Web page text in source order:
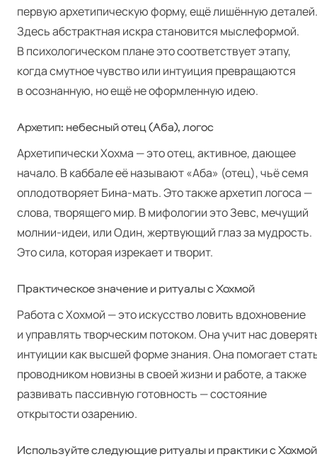
первую архетипическую форму, ещё лишённую деталей.
Здесь абстрактная искра становится мыслеформой.
В психологическом плане это соответствует этапу,
когда смутное чувство или интуиция превращаются
в осознанную, но ещё не оформленную идею.
Архетип: небесный отец (Аба), логос
Архетипически Хохма — это отец, активное, дающее
начало. В каббале её называют «Аба» (отец), чьё семя
оплодотворяет Бина-мать. Это также архетип логоса —
слова, творящего мир. В мифологии это Зевс, мечущий
молнии-идеи, или Один, жертвующий глаз за мудрость.
Это сила, которая изрекает и творит.
Практическое значение и ритуалы с Хохмой
Работа с Хохмой — это искусство ловить вдохновение
и управлять творческим потоком. Она учит нас
интуиции как высшей форме знания. Она помогает
проводником новизны в своей жизни и работе, а также
развивать пассивную готовность — состояние
открытости озарению.
Используйте следующие ритуалы и практики с